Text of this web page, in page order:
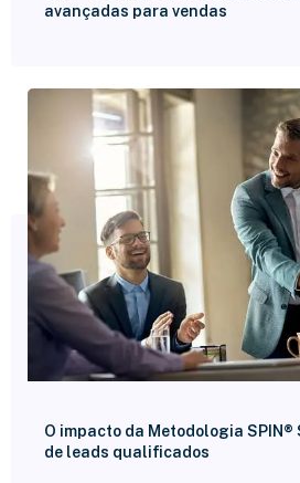
avançadas para vendas
O impacto da Metodologia
de leads qualificados